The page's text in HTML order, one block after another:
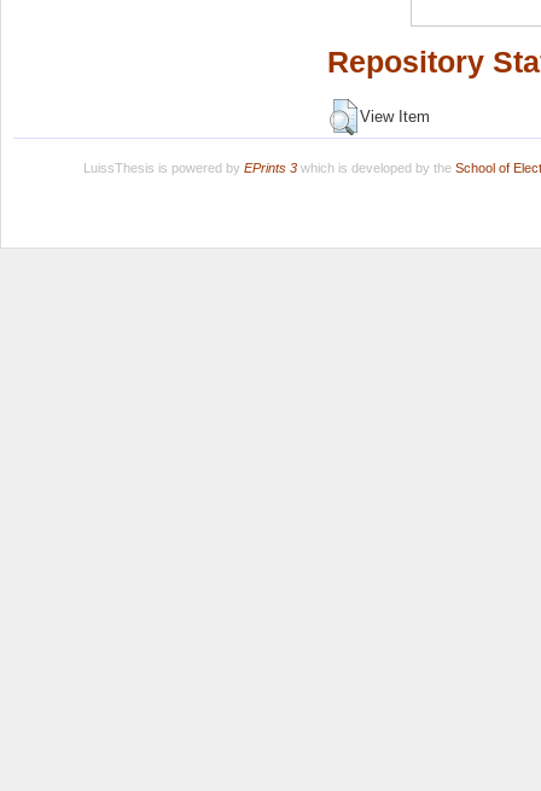
Repository
View Item
LuissThesis is powered by EPrints 3which is developed by the School of